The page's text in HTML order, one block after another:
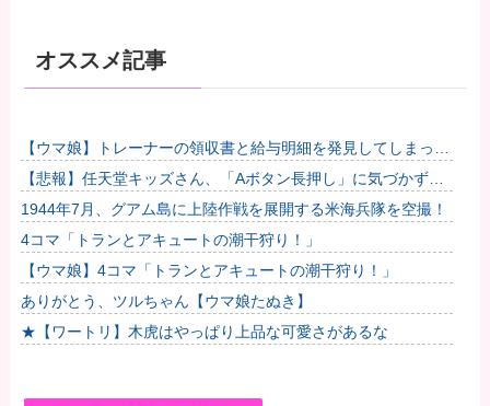
オススメ記事
【ウマ娘】トレーナーの領収書と給与明細を発見してしまった
トプロ他
【悲報】任天堂キッズさん、「Aボタン長押し」に気づかず任
天堂に修正させてしまう他
1944年7月、グアム島に上陸作戦を展開する米海兵隊を空撮！
4コマ「トランとアキュートの潮干狩り！」
【ウマ娘】4コマ「トランとアキュートの潮干狩り！」
ありがとう、ツルちゃん【ウマ娘たぬき】
★【ワートリ】木虎はやっぱり上品な可愛さがあるな